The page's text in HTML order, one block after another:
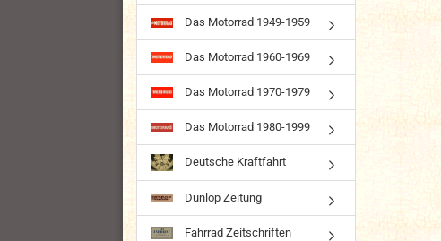
Das Motorrad 1949-1959
Das Motorrad 1960-1969
Das Motorrad 1970-1979
Das Motorrad 1980-1999
Deutsche Kraftfahrt
Dunlop Zeitung
Fahrrad Zeitschriften